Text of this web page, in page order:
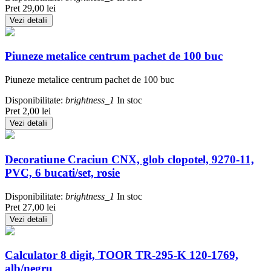
Pret 29,00 lei
Vezi detalii
Piuneze metalice centrum pachet de 100 buc
Piuneze metalice centrum pachet de 100 buc
Disponibilitate: brightness_1 In stoc
Pret 2,00 lei
Vezi detalii
Decoratiune Craciun CNX, glob clopotel, 9270-11,
PVC, 6 bucati/set, rosie
Disponibilitate: brightness_1 In stoc
Pret 27,00 lei
Vezi detalii
Calculator 8 digit, TOOR TR-295-K 120-1769,